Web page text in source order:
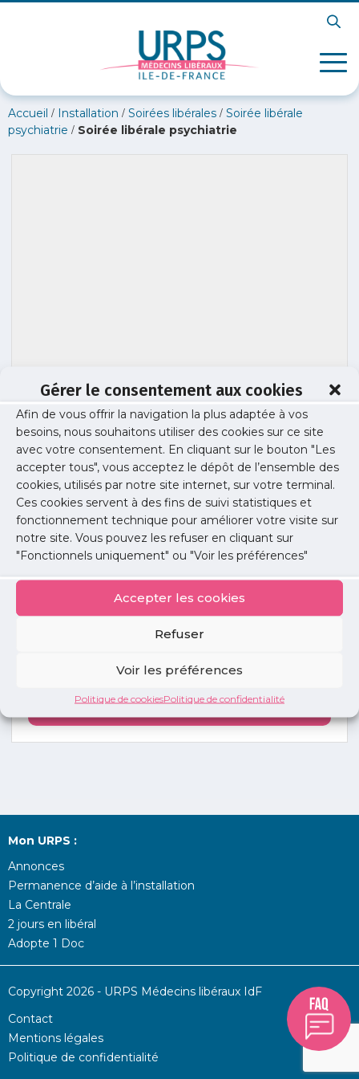
Gérer le consentement aux cookies
Afin de vous offrir la navigation la plus adaptée à vos
besoins, nous souhaitons utiliser des cookies sur ce site
avec votre consentement. En cliquant sur le bouton "Les
accepter tous", vous acceptez le dépôt de l’ensemble des
cookies, utilisés par notre site internet, sur votre terminal.
Ces cookies servent à des fins de suivi statistiques et
fonctionnement technique pour améliorer votre visite sur
notre site. Vous pouvez les refuser en cliquant sur
"Fonctionnels uniquement" ou "Voir les préférences"
Accepter les cookies
Refuser
Voir les préférences
Politique de cookiesPolitique de confidentialité
Accueil / Installation / Soirées libérales / Soirée libérale
psychiatrie / Soirée libérale psychiatrie
Soirée libérale psychiatrie
Publié le : 21 novembre 2019
Partager cet article :
annonces
Mon URPS :
Annonces
Permanence d’aide à l’installation
La Centrale
2 jours en libéral
Adopte 1 Doc
Copyright 2026 - URPS Médecins libéraux IdF
Contact
Mentions légales
Politique de confidentialité